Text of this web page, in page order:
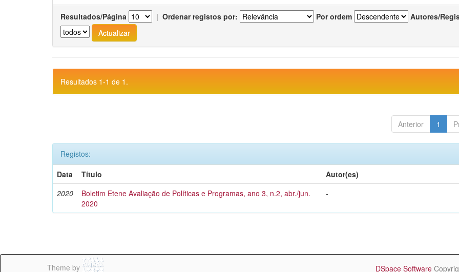
Resultados/Página | Ordenar registos por: Por ordem Autores/
Resultados 1-1 de 1.
Anterior 1
Registos:
Data
Título
Autor(es)
2020
Boletim Etene Avaliação de Políticas e Programas, ano 3, n.2, abr./jun.
2020
-
Theme by DSpace Software